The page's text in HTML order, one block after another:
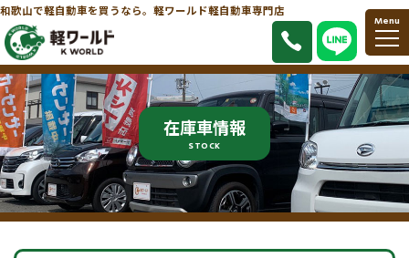
和歌山で軽自動車を買うなら。軽ワールド軽自動車専門店
Menu
在庫車情報
STOCK